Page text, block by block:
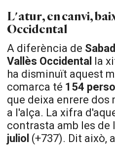
L'atur, en canvi,
Occidental
A diferència de
Vallès Occidental la
ha disminuït aquest
comarca té 154
que deixa enrere dos
a l'alça. La xifra
contrasta amb les de
juliol (+737). Dit això,